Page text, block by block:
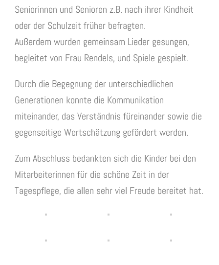
Seniorinnen und Senioren z.B. nach ihrer Kindheit
oder der Schulzeit früher befragten.
Außerdem wurden gemeinsam Lieder gesungen,
begleitet von Frau Rendels, und Spiele gespielt.
Durch die Begegnung der unterschiedlichen
Generationen konnte die Kommunikation
miteinander, das Verständnis füreinander sowie die
gegenseitige Wertschätzung gefördert werden.
Zum Abschluss bedankten sich die Kinder bei den
Mitarbeiterinnen für die schöne Zeit in der
Tagespflege, die allen sehr viel Freude bereitet hat.